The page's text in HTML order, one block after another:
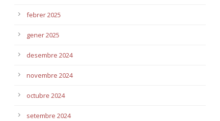
febrer 2025
gener 2025
desembre 2024
novembre 2024
octubre 2024
setembre 2024